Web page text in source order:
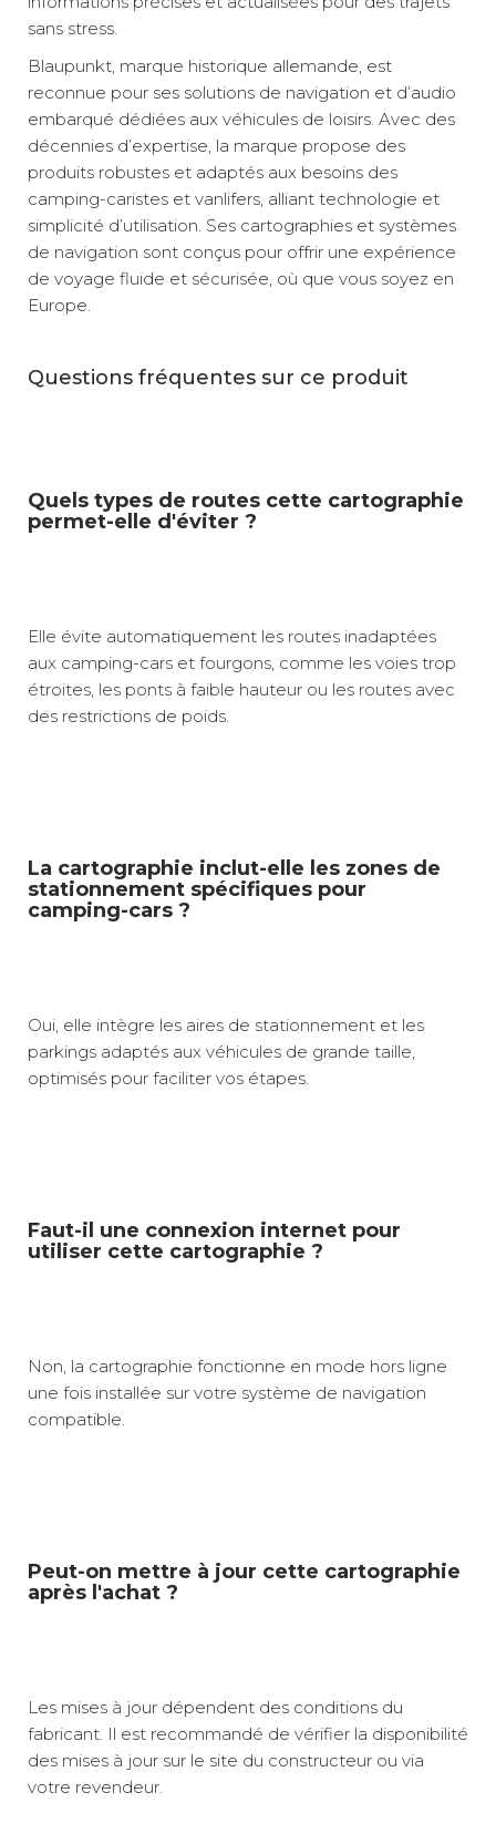
sans stress.
Blaupunkt, marque historique allemande, est
reconnue pour ses solutions de navigation et d’audio
embarqué dédiées aux véhicules de loisirs. Avec des
décennies d’expertise, la marque propose des
produits robustes et adaptés aux besoins des
camping-caristes et vanlifers, alliant technologie et
simplicité d’utilisation. Ses cartographies et systèmes
de navigation sont conçus pour offrir une expérience
de voyage fluide et sécurisée, où que vous soyez en
Europe.
Questions fréquentes sur ce produit
Quels types de routes cette cartographie
permet-elle d'éviter ?
Elle évite automatiquement les routes inadaptées
aux camping-cars et fourgons, comme les voies trop
étroites, les ponts à faible hauteur ou les routes avec
des restrictions de poids.
La cartographie inclut-elle les zones de
stationnement spécifiques pour
camping-cars ?
Oui, elle intègre les aires de stationnement et les
parkings adaptés aux véhicules de grande taille,
optimisés pour faciliter vos étapes.
Faut-il une connexion internet pour
utiliser cette cartographie ?
Non, la cartographie fonctionne en mode hors ligne
une fois installée sur votre système de navigation
compatible.
Peut-on mettre à jour cette cartographie
après l'achat ?
Les mises à jour dépendent des conditions du
fabricant. Il est recommandé de vérifier la disponibilité
des mises à jour sur le site du constructeur ou via
votre revendeur.